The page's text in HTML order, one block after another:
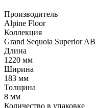
Производитель
Alpine Floor
Коллекция
Grand Sequoia Superior
Длина
1220 мм
Ширина
183 мм
Толщина
8 мм
Количество в упаковке